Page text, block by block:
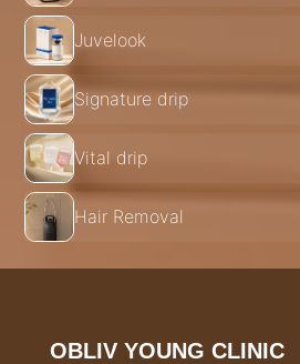
Juvelook
Signature drip
Vital drip
Hair Removal
OBLIV YOUNG CLINIC